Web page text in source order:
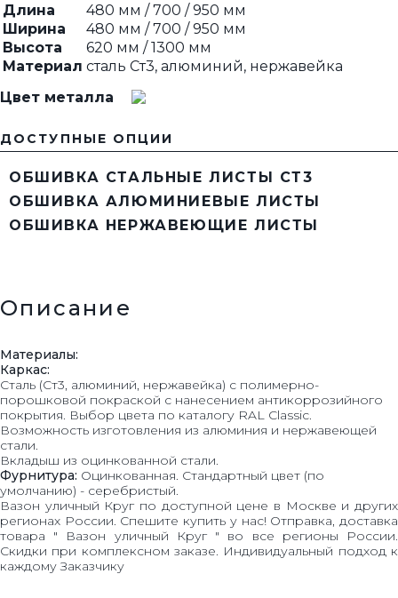
Длина
480 мм / 700 / 950 мм
Ширина
480 мм / 700 / 950 мм
Высота
620 мм / 1300 мм
Материал сталь Ст3, алюминий, нержавейка
Цвет металла
ДОСТУПНЫЕ ОПЦИИ
ОБШИВКА СТАЛЬНЫЕ ЛИСТЫ СТ3
ОБШИВКА АЛЮМИНИЕВЫЕ ЛИСТЫ
ОБШИВКА НЕРЖАВЕЮЩИЕ ЛИСТЫ
Описание
Материалы:
Каркас:
Сталь (Ст3, алюминий, нержавейка) с полимерно-
порошковой покраской с нанесением антикоррозийного
покрытия. Выбор цвета по каталогу RAL Classic.
Возможность изготовления из алюминия и нержавеющей
стали.
Вкладыш из оцинкованной стали.
Фурнитура: Оцинкованная. Стандартный цвет (по
умолчанию) - серебристый.
Вазон уличный Круг по доступной цене в Москве и других
регионах России. Спешите купить у нас! Отправка, доставка
товара " Вазон уличный Круг " во все регионы России.
Скидки при комплексном заказе. Индивидуальный подход к
каждому Заказчику